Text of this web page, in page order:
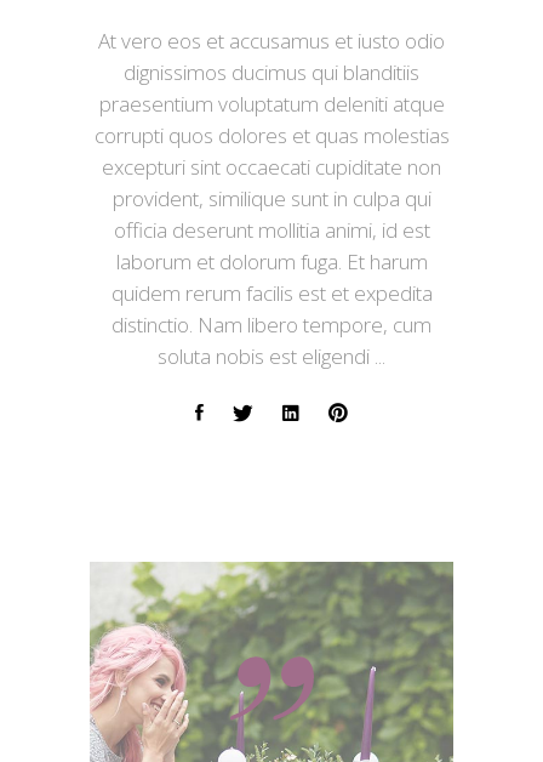
At vero eos et accusamus et iusto odio
dignissimos ducimus qui blanditiis
praesentium voluptatum deleniti atque
corrupti quos dolores et quas molestias
excepturi sint occaecati cupiditate non
provident, similique sunt in culpa qui
officia deserunt mollitia animi, id est
laborum et dolorum fuga. Et harum
quidem rerum facilis est et expedita
distinctio. Nam libero tempore, cum
soluta nobis est eligendi